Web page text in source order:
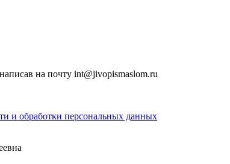
на почту int@jivopismaslom.ru
и обработки персональных данных